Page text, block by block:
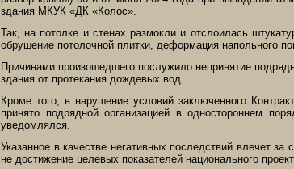
здания МКУК «ДК «Колос».
Так, на потолке и стенах размокли и отслоилась
обрушение потолочной плитки, деформация напольного
Причинами произошедшего послужило непринятие
здания от протекания дождевых вод.
Кроме того, в нарушение условий заключенного
принято подрядной организацией в одностороннем
уведомлялся.
Указанное в качестве негативных последствий влечет
не достижение целевых показателей национального